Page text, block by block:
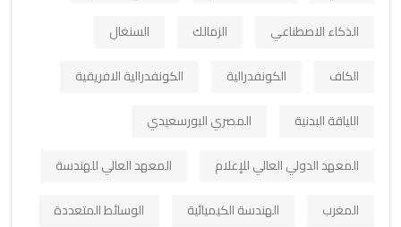
الذكاء الاصطناعي
الزمالك
السنغال
الكاف
الكونفدرالية
الكونفدرالية الافريقية
اللياقة البدنية
المصري البورسعيدي
المعهد الدولي العالي للإعلام
المعهد العالي للهندسة
المغرب
الهندسة الكيميائية
الوسائط المتعددة